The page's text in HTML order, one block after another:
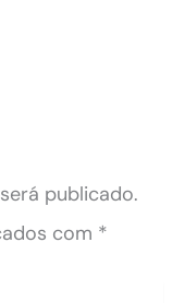
publicado.
com *